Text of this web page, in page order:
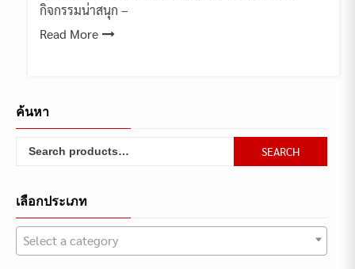
กิจกรรมน่าสนุก –
Read More
ค้นหา
Search
for:
SEARCH
เลือกประเภท
Select a category